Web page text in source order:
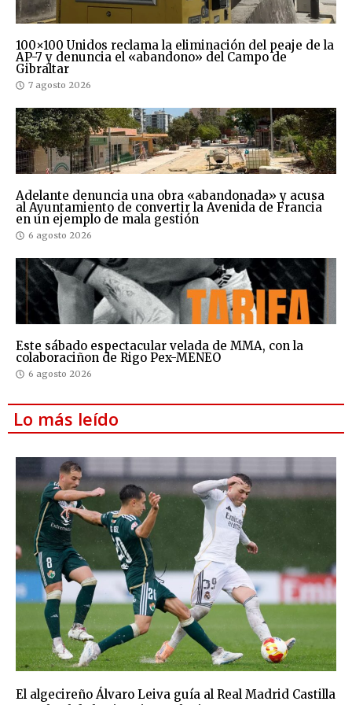
100×100 Unidos reclama la eliminación del peaje de la
AP-7 y denuncia el «abandono» del Campo de
Gibraltar
7 agosto 2026
Adelante denuncia una obra «abandonada» y acusa
al Ayuntamiento de convertir la Avenida de Francia
en un ejemplo de mala gestión
6 agosto 2026
Este sábado espectacular velada de MMA, con la
colaboraciñon de Rigo Pex-MENEO
6 agosto 2026
Lo más leído
El algecireño Álvaro Leiva guía al Real Madrid Castilla